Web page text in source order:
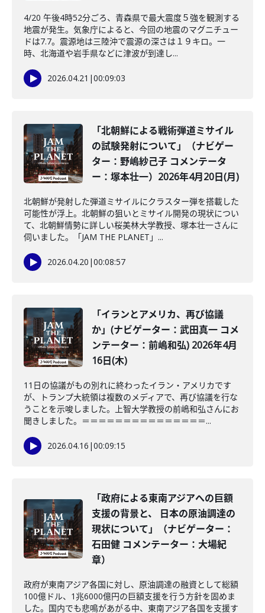
4/20 午後4時52分ごろ、青森県で最大震度５強を観測する
地震が発生。気象庁によると、今回の地震のマグニチュー
ドは7.7。震源地は三陸沖で震源の深さは１９キロ。一
時、北海道や岩手県などに津波が到達し...
2026.04.21 |00:09:03
「北朝鮮による戦術弾道ミサイル
の試験発射について」（ナビゲー
ター：野嶋紗己子 コメンテータ
ー：塚本壮一）2026年4月20日(月)
北朝鮮が発射した弾道ミサイルにクラスター弾を搭載した
可能性が浮上。北朝鮮の狙いとミサイル開発の現状につい
て、北朝鮮情勢に詳しい桜美林大学教授、塚本壮一さんに
伺いました。「JAM THE PLANET」...
2026.04.20 |00:08:57
「イランとアメリカ、再び協議
か」(ナビゲーター：武田真一 コメ
ンテーター：前嶋和弘) 2026年4月
16日(木)
11日の協議がもの別れに終わったイラン・アメリカです
が、トランプ大統領は複数のメディアで、再び協議を行な
うことを示唆しました。上智大学教授の前嶋和弘さんにお
聞きしました。＝＝＝＝＝＝＝＝＝＝＝＝＝＝＝...
2026.04.16 |00:09:15
「政府による東南アジアへの巨額
支援の背景と、 日本の原油調達の
現状について」（ナビゲーター：
石田健 コメンテーター：大場紀
章）
政府が東南アジア各国に対し、原油調達の融資として総額
100億ドル、1兆6000億円の巨額支援を行う方針を固めま
した。国内でも悲鳴があがる中、東南アジア各国を支援す